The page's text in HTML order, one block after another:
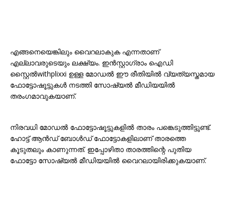
എങ്ങനെയെങ്കിലും വൈറലാകുക എന്നതാണ്
എല്ലാവരുടെയും ലക്ഷ്യം. ഇൻസ്റ്റാഗ്രാം ഐഡി
സ്റ്റൈൽwithplixxi ഉള്ള മോഡൽ ഈ രീതിയിൽ വ്യത്യസ്തമായ
ഫോട്ടോഷൂട്ടുകൾ നടത്തി സോഷ്യൽ മീഡിയയിൽ
തരംഗമാവുകയാണ്.
നിരവധി മോഡൽ ഫോട്ടോഷൂട്ടുകളിൽ താരം പങ്കെടുത്തിട്ടുണ്ട്.
ഹോട്ട് ആൻഡ് ബോൾഡ് ഫോട്ടോകളിലാണ് താരത്തെ
കൂടുതലും കാണുന്നത്. ഇപ്പോഴിതാ താരത്തിന്റെ പുതിയ
ഫോട്ടോ സോഷ്യൽ മീഡിയയിൽ വൈറലായിരിക്കുകയാണ്.